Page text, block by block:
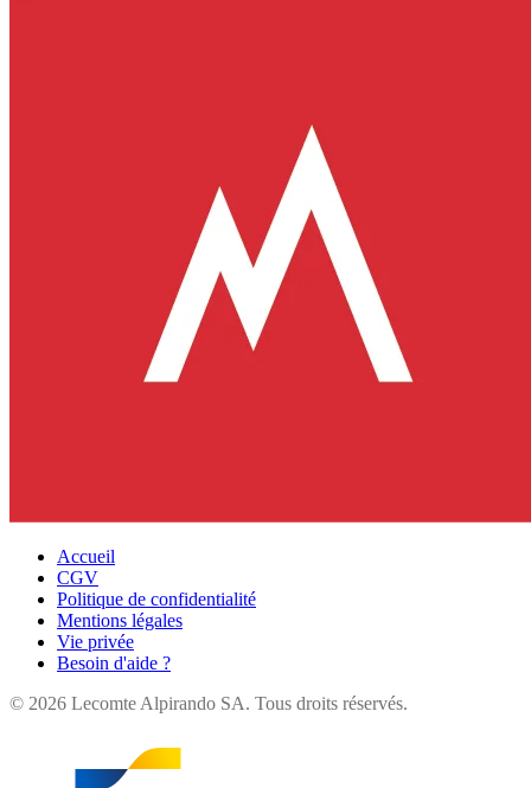
Accueil
CGV
Politique de confidentialité
Mentions légales
Vie privée
Besoin d'aide ?
© 2026 Lecomte Alpirando SA. Tous droits réservés.